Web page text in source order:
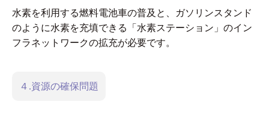
水素を利用する燃料電池車の普及と、ガソリンスタンド
のように水素を充填できる「水素ステーション」のイン
フラネットワークの拡充が必要です。
４.資源の確保問題